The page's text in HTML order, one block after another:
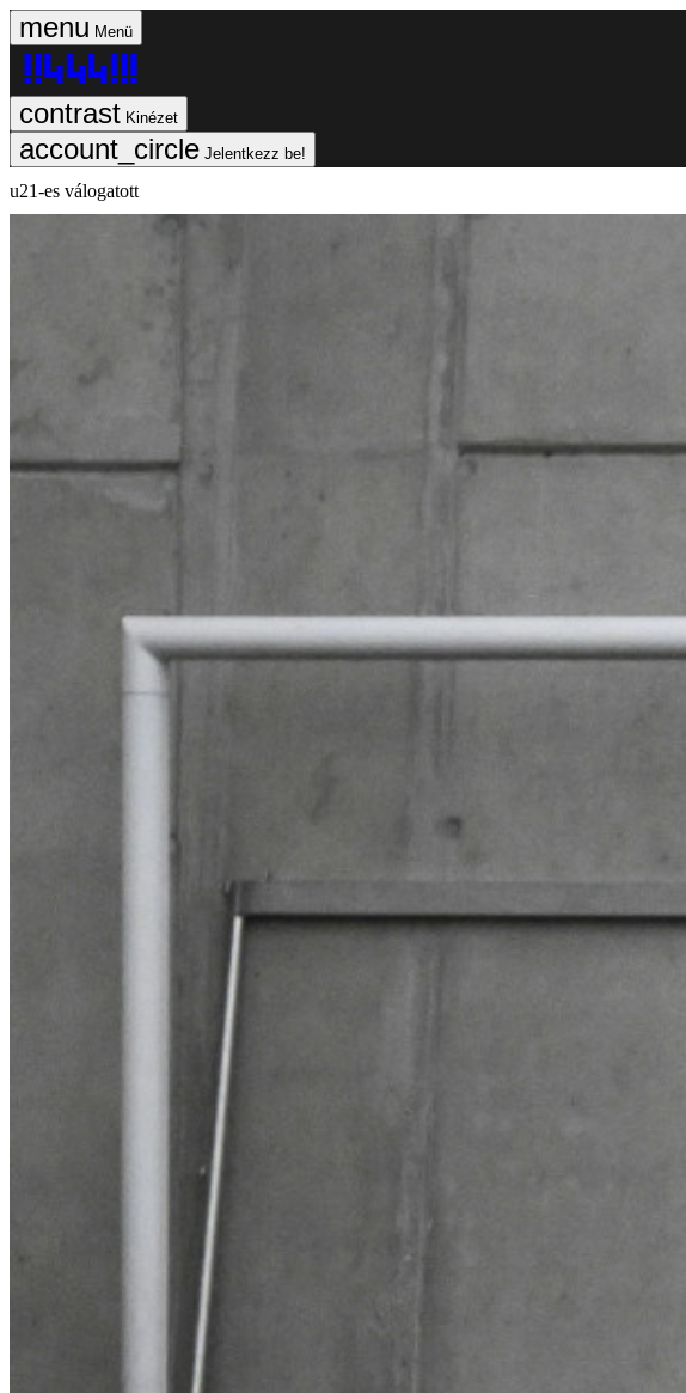
Menü
Kinézet
Jelentkezz be!
u21-es válogatott